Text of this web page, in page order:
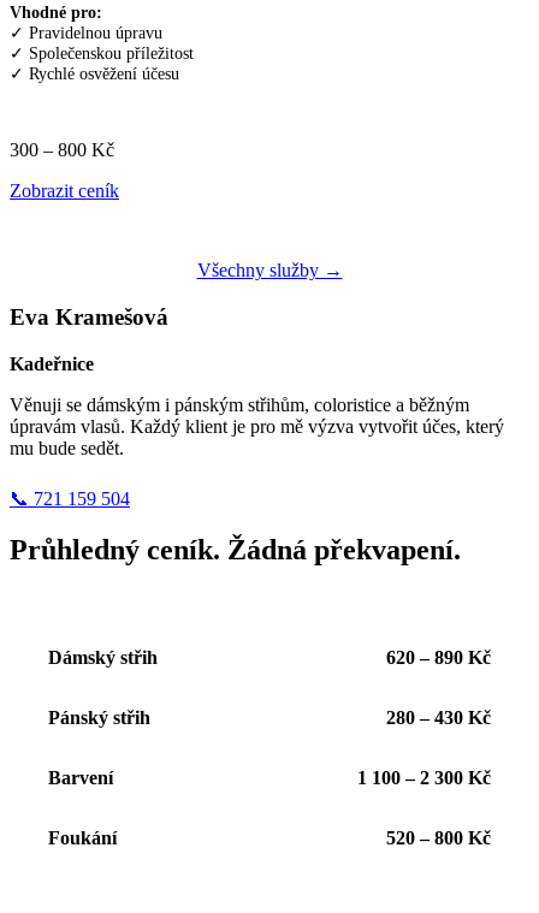
Vhodné pro:
✓ Pravidelnou úpravu
✓ Společenskou příležitost
✓ Rychlé osvěžení účesu
300 – 800 Kč
Zobrazit ceník
Všechny služby →
Eva Kramešová
Kadeřnice
Věnuji se dámským i pánským střihům, coloristice a běžným
úpravám vlasů. Každý klient je pro mě výzva vytvořit účes, který
mu bude sedět.
📞 721 159 504
Průhledný ceník. Žádná překvapení.
Dámský střih 620 – 890 Kč
Pánský střih 280 – 430 Kč
Barvení 1 100 – 2 300 Kč
Foukání 520 – 800 Kč